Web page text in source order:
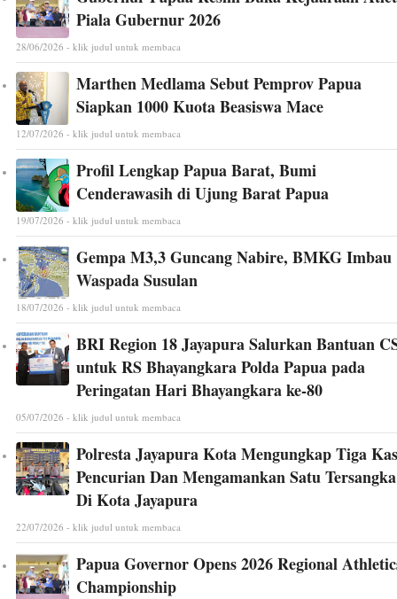
Piala Gubernur 2026
28/06/2026 - klik judul untuk membaca
Marthen Medlama Sebut Pemprov Papua
Siapkan 1000 Kuota Beasiswa Mace
12/07/2026 - klik judul untuk membaca
Profil Lengkap Papua Barat, Bumi
Cenderawasih di Ujung Barat Papua
19/07/2026 - klik judul untuk membaca
Gempa M3,3 Guncang Nabire, BMKG Imbau
Waspada Susulan
18/07/2026 - klik judul untuk membaca
BRI Region 18 Jayapura Salurkan Bantuan
untuk RS Bhayangkara Polda Papua pada
Peringatan Hari Bhayangkara ke-80
05/07/2026 - klik judul untuk membaca
Polresta Jayapura Kota Mengungkap Tiga
Pencurian Dan Mengamankan Satu Tersangka
Di Kota Jayapura
22/07/2026 - klik judul untuk membaca
Papua Governor Opens 2026 Regional
Championship